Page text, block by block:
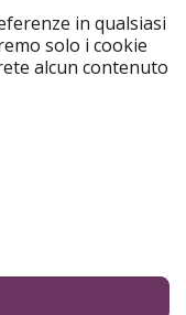
legali
Uso
in qualsiasi
solo i cookie
alcun contenuto